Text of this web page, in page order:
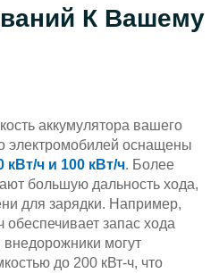
К Вашему
аккумулятора вашего
электромобилей оснащены
кВт/ч и 100 кВт/ч. Более
большую дальность хода,
для зарядки. Например,
обеспечивает запас хода
могут
до 200 кВт-ч, что